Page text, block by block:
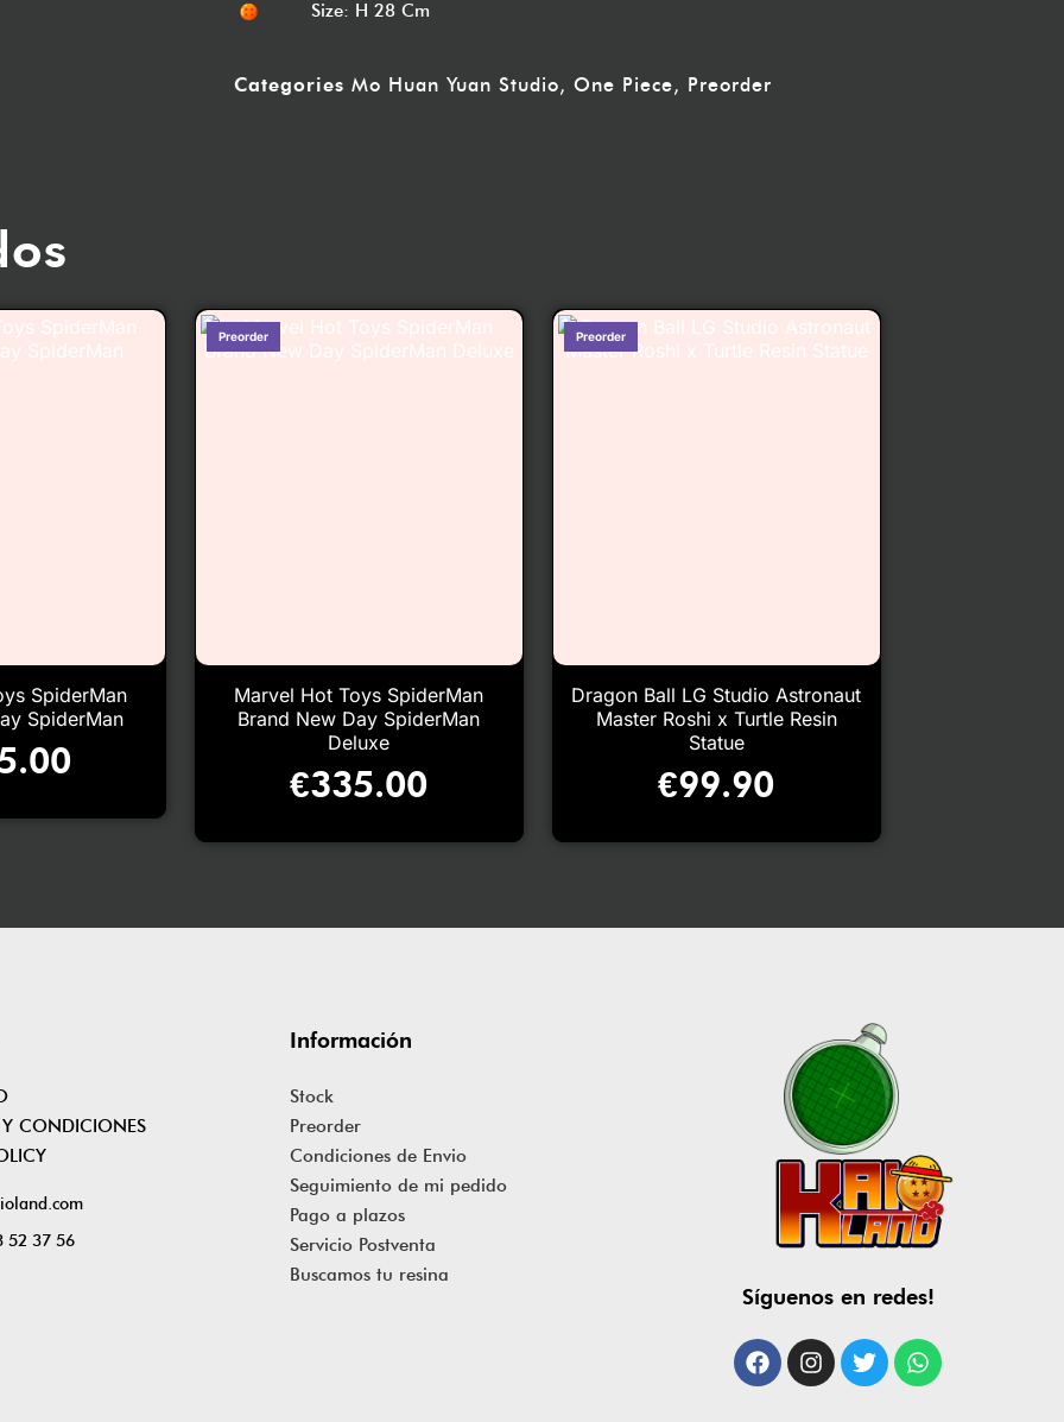
Size: H 28 Cm
Categories Mo Huan Yuan Studio, One Piece, Preorder
SpiderMan
SpiderMan
Marvel Hot Toys SpiderMan
Brand New Day SpiderMan
Deluxe
€335.00
Dragon Ball LG Studio Astronaut
Master Roshi x Turtle Resin
Statue
€99.90
Y CONDICIONES
52 37 56
Información
Stock
Preorder
Condiciones de Envio
Seguimiento de mi pedido
Pago a plazos
Servicio Postventa
Buscamos tu resina
Síguenos en redes!